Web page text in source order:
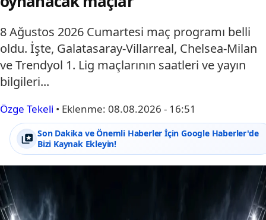
8 Ağustos 2026 Cumartesi maç programı belli
oldu. İşte, Galatasaray-Villarreal, Chelsea-Milan
ve Trendyol 1. Lig maçlarının saatleri ve yayın
bilgileri...
Özge Tekeli • Eklenme: 08.08.2026 - 16:51
Son Dakika ve Önemli Haberler İçin Google Haberler'de
Bizi Kaynak Ekleyin!